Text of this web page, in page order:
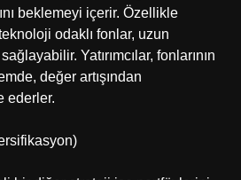
beklemeyi içerir. Özellikle
odaklı fonlar, uzun
Yatırımcılar, fonlarının
değer artışından
ederler.